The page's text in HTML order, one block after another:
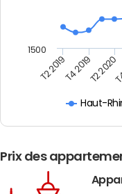
Haut-
T2 2019T4 2019T2 2020
1500
Prix des